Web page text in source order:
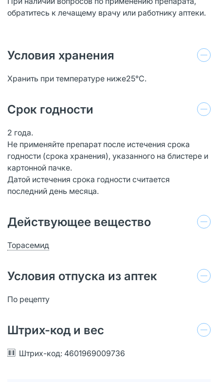
обратитесь к лечащему врачу или работнику аптеки.
Условия хранения
Хранить при температуре ниже25°C.
Срок годности
2 года.
Не применяйте препарат после истечения срока
годности (срока хранения), указанного на блистере и
картонной пачке.
Датой истечения срока годности считается
последний день месяца.
Действующее вещество
Торасемид
Условия отпуска из аптек
По рецепту
Штрих-код и вес
Штрих-код: 4601969009736